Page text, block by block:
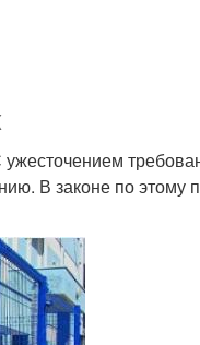
В законе по этому